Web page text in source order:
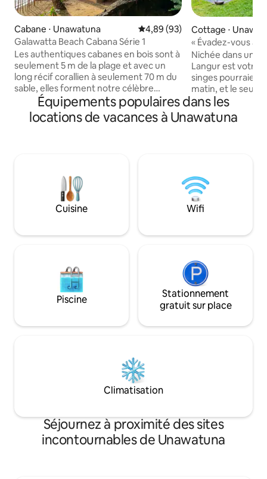
Cabane ⋅ Unawatuna Évaluation moyenne sur la
4,89 (93)
Galawatta Beach Cabana Série 1
Les authentiques cabanes en bois sont à
seulement 5 m de la plage et avec un
long récif corallien à seulement 70 m du
sable, elles forment notre célèbre
piscine naturelle. Parfois, vous pouvez
nager avec des tortues géantes. Vous
pouvez nager toute l'année et 24h/24.
plongée avec tuba le long du récif, la
plongée sous-marine depuis le centre
de plongée d'Unawatuna, les repas et les
boissons, les traitements ayurvédiques
simplement ce que vous aimez faire.
Cottage ⋅
« Évadez-vous à
bonheur dans la
Nichée dans une
Langur est votre
singes pourraient
matin, et le seul
oiseaux qui
seulement 10
célèbres plages
profitez du
Entouré de
naturelle de
pour les
romantique,
Équipements populaires dans les
locations de vacances à Unawatuna
Cuisine Wifi
Piscine
Stationnement
gratuit sur place
Climatisation
Séjournez à proximité des sites
incontournables de Unawatuna